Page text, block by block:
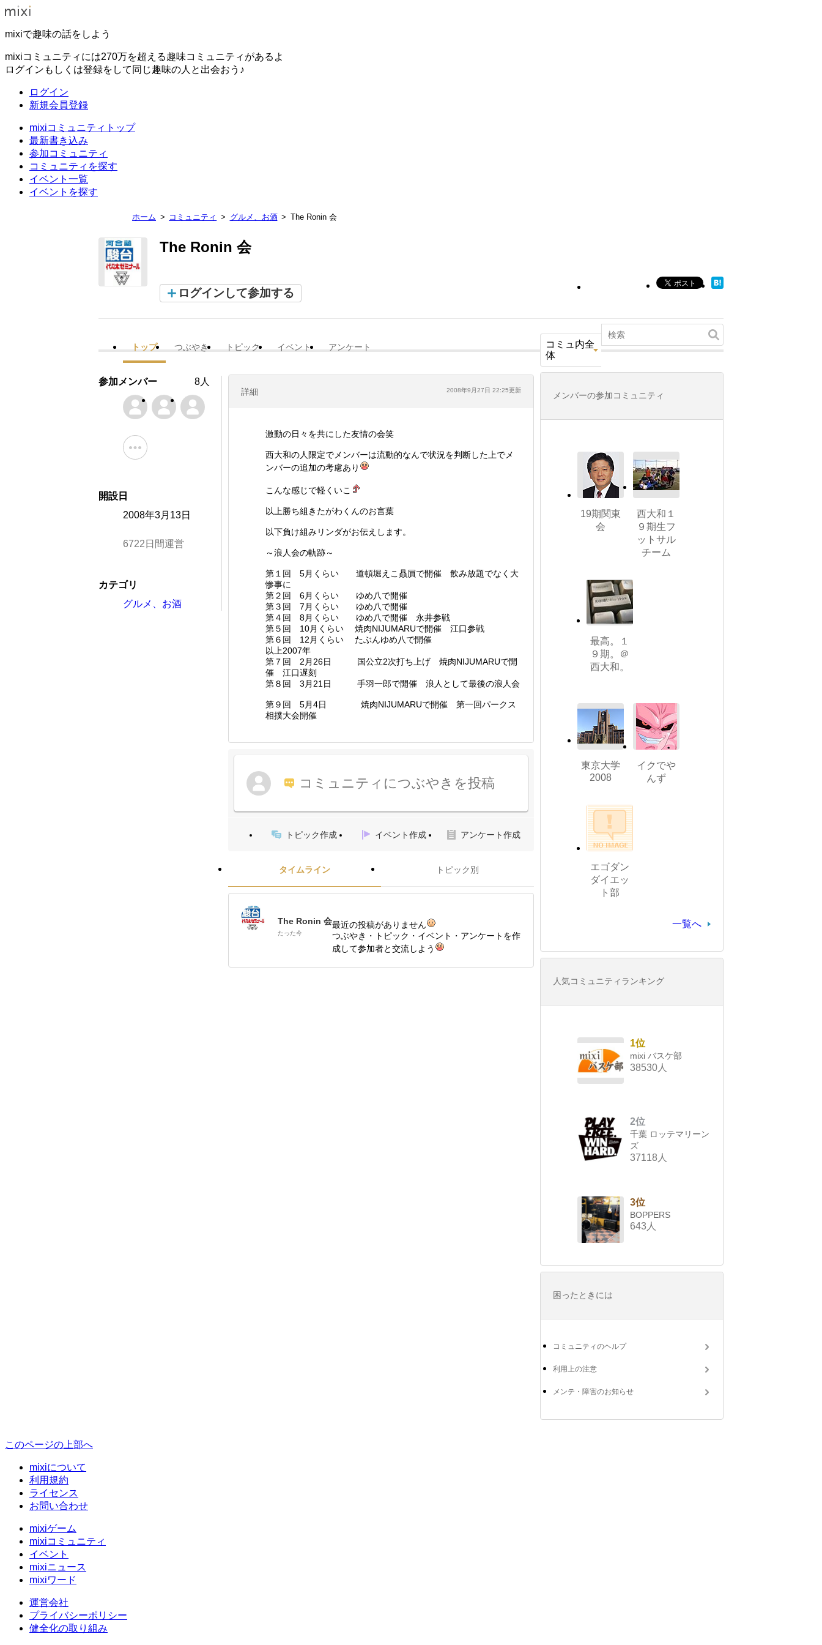
mixiで趣味の話をしよう
mixiコミュニティには270万を超える趣味コミュニティがあるよ
ログインもしくは登録をして同じ趣味の人と出会おう♪
ログイン
新規会員登録
mixiコミュニティトップ
最新書き込み
参加コミュニティ
コミュニティを探す
イベント一覧
イベントを探す
ホーム コミュニティ グルメ、お酒 The Ronin 会
The Ronin 会
ログインして参加する
トップ つぶやき トピック イベント アンケート
コミュ内全
体
詳細 2008年9月27日 22:25更新
激動の日々を共にした友情の会笑
西大和の人限定でメンバーは流動的なんで状況を判断した上でメ
ンバーの追加の考慮あり
こんな感じで軽くいこ
以上勝ち組きたがわくんのお言葉
以下負け組みリンダがお伝えします。
～浪人会の軌跡～
第１回 5月くらい 道頓堀えこ贔屓で開催 飲み放題でなく大
惨事に
第２回 6月くらい ゆめ八で開催
第３回 7月くらい ゆめ八で開催
第４回 8月くらい ゆめ八で開催 永井参戦
第５回 10月くらい 焼肉NIJUMARUで開催 江口参戦
第６回 12月くらい たぶんゆめ八で開催
以上2007年
第７回 2月26日 国公立2次打ち上げ 焼肉NIJUMARUで開
催 江口遅刻
第８回 3月21日 手羽一郎で開催 浪人として最後の浪人会
第９回 5月4日 焼肉NIJUMARUで開催 第一回パークス
相撲大会開催
コミュニティにつぶやきを投稿
トピック作成 イベント作成 アンケート作成
タイムライン トピック別
The Ronin 会
たった今
最近の投稿がありません
つぶやき・トピック・イベント・アンケートを作
成して参加者と交流しよう
参加メンバー 8人
開設日
2008年3月13日
6722日間運営
カテゴリ
グルメ、お酒
メンバーの参加コミュニティ
19期関東
会
西大和１
９期生フ
ットサル
チーム
最高。１
９期。＠
西大和。
東京大学
2008
イクでや
んず
エゴダン
ダイエッ
ト部
一覧へ
人気コミュニティランキング
1位
mixi バスケ部
38530人
2位
千葉 ロッテマリーン
ズ
37118人
3位
BOPPERS
643人
困ったときには
コミュニティのヘルプ
利用上の注意
メンテ・障害のお知らせ
このページの上部へ
mixiについて
利用規約
ライセンス
お問い合わせ
mixiゲーム
mixiコミュニティ
イベント
mixiニュース
mixiワード
運営会社
プライバシーポリシー
健全化の取り組み